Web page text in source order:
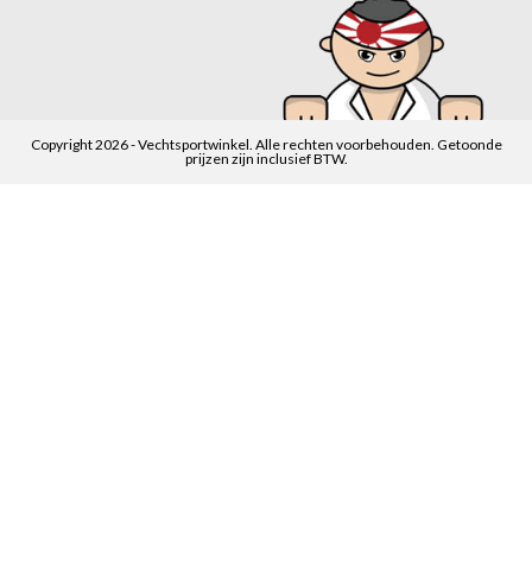
Copyright 2026 - Vechtsportwinkel. Alle rechten voorbehouden. Getoonde
prijzen zijn inclusief BTW.